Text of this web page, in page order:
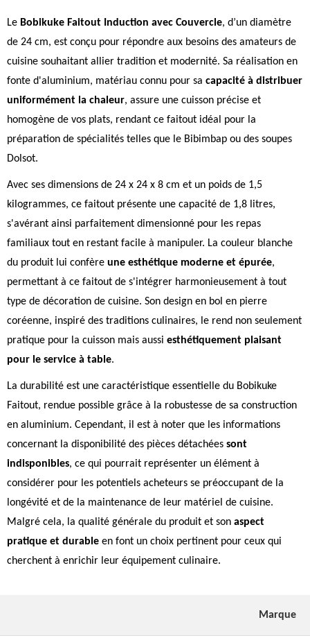
Le Bobikuke Faitout Induction avec Couvercle, d’un diamètre
de 24 cm, est conçu pour répondre aux besoins des amateurs de
cuisine souhaitant allier tradition et modernité. Sa réalisation en
fonte d'aluminium, matériau connu pour sa capacité à distribuer
uniformément la chaleur, assure une cuisson précise et
homogène de vos plats, rendant ce faitout idéal pour la
préparation de spécialités telles que le Bibimbap ou des soupes
Dolsot.
Avec ses dimensions de 24 x 24 x 8 cm et un poids de 1,5
kilogrammes, ce faitout présente une capacité de 1,8 litres,
s'avérant ainsi parfaitement dimensionné pour les repas
familiaux tout en restant facile à manipuler. La couleur blanche
du produit lui confère une esthétique moderne et épurée,
permettant à ce faitout de s'intégrer harmonieusement à tout
type de décoration de cuisine. Son design en bol en pierre
coréenne, inspiré des traditions culinaires, le rend non seulement
pratique pour la cuisson mais aussi esthétiquement plaisant
pour le service à table.
La durabilité est une caractéristique essentielle du Bobikuke
Faitout, rendue possible grâce à la robustesse de sa construction
en aluminium. Cependant, il est à noter que les informations
concernant la disponibilité des pièces détachées sont
indisponibles, ce qui pourrait représenter un élément à
considérer pour les potentiels acheteurs se préoccupant de la
longévité et de la maintenance de leur matériel de cuisine.
Malgré cela, la qualité générale du produit et son aspect
pratique et durable en font un choix pertinent pour ceux qui
cherchent à enrichir leur équipement culinaire.
Marque